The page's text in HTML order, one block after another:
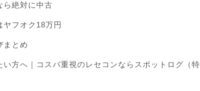
ら絶対に中古
ヤフオク18万円
まとめ
い方へ｜コスパ重視のレセコンならスポットログ（特